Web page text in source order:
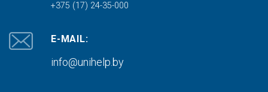
+375 (17) 24-35-000
E-MAIL:
info@unihelp.by